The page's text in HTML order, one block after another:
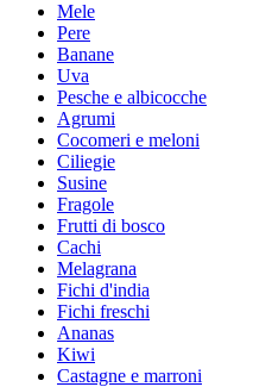
Mele
Pere
Banane
Uva
Pesche e albicocche
Agrumi
Cocomeri e meloni
Ciliegie
Susine
Fragole
Frutti di bosco
Cachi
Melagrana
Fichi d'india
Fichi freschi
Ananas
Kiwi
Castagne e marroni